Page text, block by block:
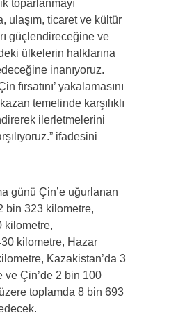
toparlanmayı
ulaşım, ticaret ve kültür
güçlendireceğine ve
ülkelerin halklarına
inanıyoruz.
fırsatını’ yakalamasını
temelinde karşılıklı
ilerletmelerini
ifadesini
günü Çin’e uğurlanan
bin 323 kilometre,
kilometre,
kilometre, Hazar
Kazakistan’da 3
ve Çin’de 2 bin 100
toplamda 8 bin 693